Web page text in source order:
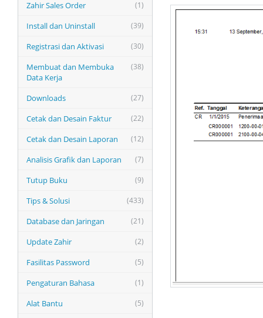
(1)
Zahir Sales Order
(39)
Install dan Uninstall
(30)
Registrasi dan Aktivasi
(38)
Membuat dan Membuka
Data Kerja
(27)
Downloads
(22)
Cetak dan Desain Faktur
(12)
Cetak dan Desain Laporan
(7)
Analisis Grafik dan Laporan
(9)
Tutup Buku
(433)
Tips & Solusi
(21)
Database dan Jaringan
(2)
Update Zahir
(5)
Fasilitas Password
(1)
Pengaturan Bahasa
(5)
Alat Bantu